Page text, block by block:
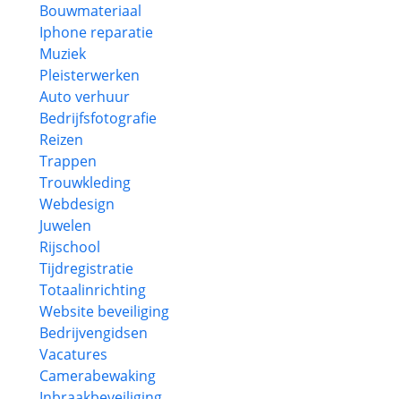
Bouwmateriaal
Iphone reparatie
Muziek
Pleisterwerken
Auto verhuur
Bedrijfsfotografie
Reizen
Trappen
Trouwkleding
Webdesign
Juwelen
Rijschool
Tijdregistratie
Totaalinrichting
Website beveiliging
Bedrijvengidsen
Vacatures
Camerabewaking